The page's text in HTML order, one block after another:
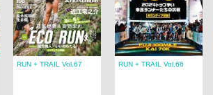
RUN + TRAIL Vol.67 RUN + TRAIL Vol.66